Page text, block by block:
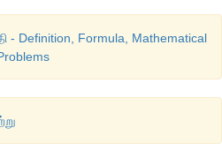
- Definition, Formula, Mathematical